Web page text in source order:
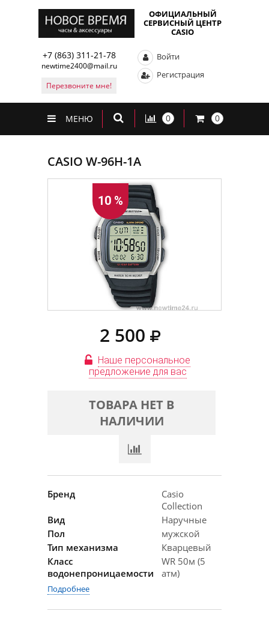
ОФИЦИАЛЬНЫЙ
СЕРВИСНЫЙ ЦЕНТР
CASIO
+7 (863) 311-21-78
newtime2400@mail.ru
Перезвоните мне!
Войти
Регистрация
МЕНЮ 0 0
CASIO W-96H-1A
10 %
2 500
Наше персональное
предложение для вас
ТОВАРА НЕТ В
НАЛИЧИИ
Бренд
Casio
Collection
Вид
Наручные
Пол
мужской
Тип механизма
Кварцевый
Класс
водонепроницаемости
WR 50м (5
атм)
Подробнее